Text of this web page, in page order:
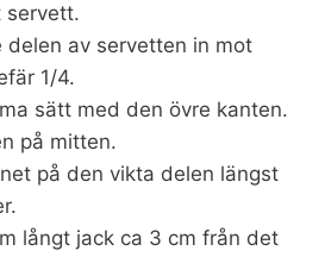
servett.
delen av servetten in mot
1/4.
sätt med den övre kanten.
på mitten.
på den vikta delen längst
långt jack ca 3 cm från det